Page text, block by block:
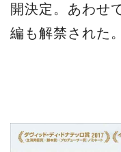
開決定。あわせ
編も解禁された。